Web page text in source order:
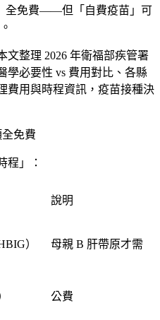
全免費——但「 自費疫苗 」可
。
文整理 2026 年衛福部疾管署
學必要性 vs 費用對比、各縣
費用與時程資訊， 疫苗接種決
全免費
程 」：
說明
） 母親 B 肝帶原才需
公費